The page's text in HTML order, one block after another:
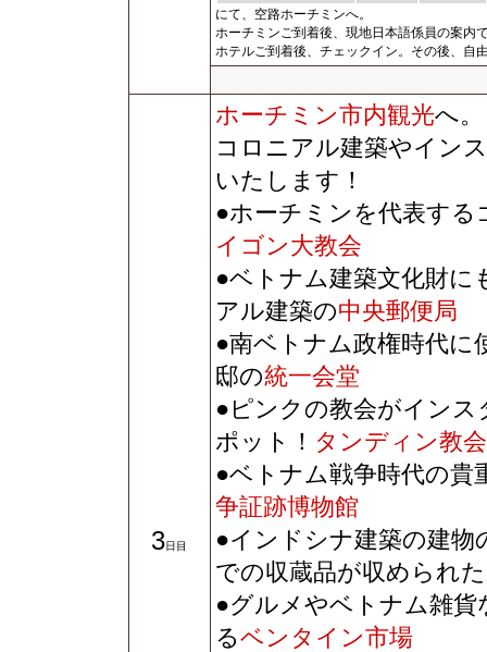
にて、空路ホーチミンへ。
ホーチミンご到着後、現地日本語係員の案内
ホテルご到着後、チェックイン。その後、自
3日目
ホーチミン市内観光へ。
コロニアル建築やイン
いたします！
●ホーチミンを代表する
イゴン大教会
●ベトナム建築文化財
アル建築の中央郵便局
●南ベトナム政権時代に
邸の統一会堂
●ピンクの教会がイン
ポット！ タンディン教会
●ベトナム戦争時代の貴
争証跡博物館
●インドシナ建築の建物
での収蔵品が収められた
●グルメやベトナム雑貨
るベンタイン市場